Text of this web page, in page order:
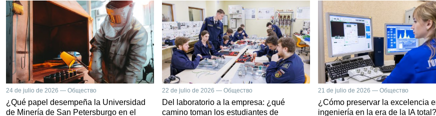
24 de julio de 2026 — Общество
¿Qué papel desempeña la Universidad
de Minería de San Petersburgo en el
22 de julio de 2026 — Общество
Del laboratorio a la empresa: ¿qué
camino toman los estudiantes de
21 de julio de 2026 — Общество
¿Cómo preservar la excelencia
ingeniería en la era de la IA